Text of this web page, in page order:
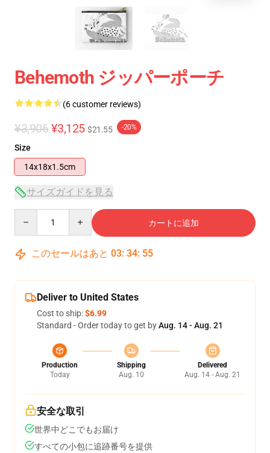
Behemoth ジッパーポーチ
(6 customer reviews)
¥3,906 ¥3,125 $21.55 -20%
Size
14x18x1.5cm
サイズガイドを見る
カートに追加
このセールはあと 03: 34: 54
Deliver to United States
Cost to ship:$6.99
Standard - Order today to get byAug. 14 - Aug. 21
Production
Today
Shipping
Aug. 10
Delivered
Aug. 14 - Aug. 21
安全な取引
世界中どこでもお届け
すべての小包に追跡番号を提供